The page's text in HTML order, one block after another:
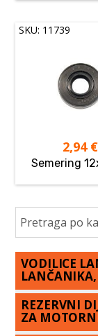
SKU: 11739
2,94 €
Semering
VODILICE
LANČANIKA,
REZERVNI
ZA